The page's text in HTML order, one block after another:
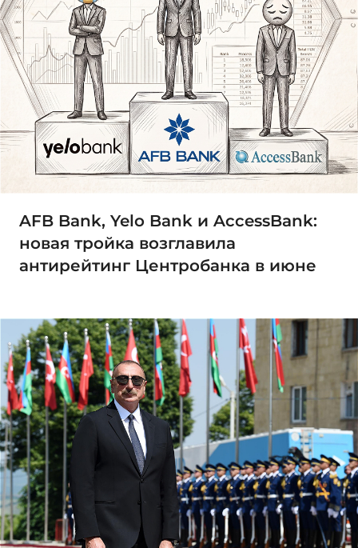
AFB Bank, Yelo Bank и AccessBank:
новая тройка возглавила
антирейтинг Центробанка в июне